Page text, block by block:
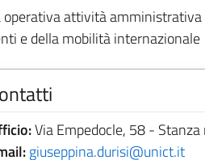
attività
e della mobilità internazionale
Via Empedocle, 58 - Stanza
giuseppina.durisi@unict.it